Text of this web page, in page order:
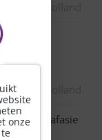
in de
NAH / afasie
onze